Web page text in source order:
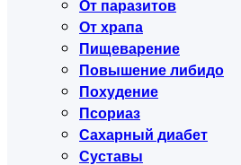
От паразитов
От храпа
Пищеварение
Повышение либидо
Похудение
Псориаз
Сахарный диабет
Суставы